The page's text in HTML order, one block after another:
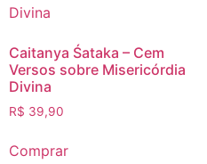
Caitanya Śataka – Cem
Versos sobre Misericórdia
Divina
R$ 39,90
Comprar